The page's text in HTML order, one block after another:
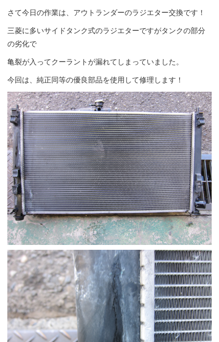
さて今日の作業は、アウトランダーのラジエター交換です！
三菱に多いサイドタンク式のラジエターですがタンクの部分
の劣化で
亀裂が入ってクーラントが漏れてしまっていました。
今回は、純正同等の優良部品を使用して修理します！